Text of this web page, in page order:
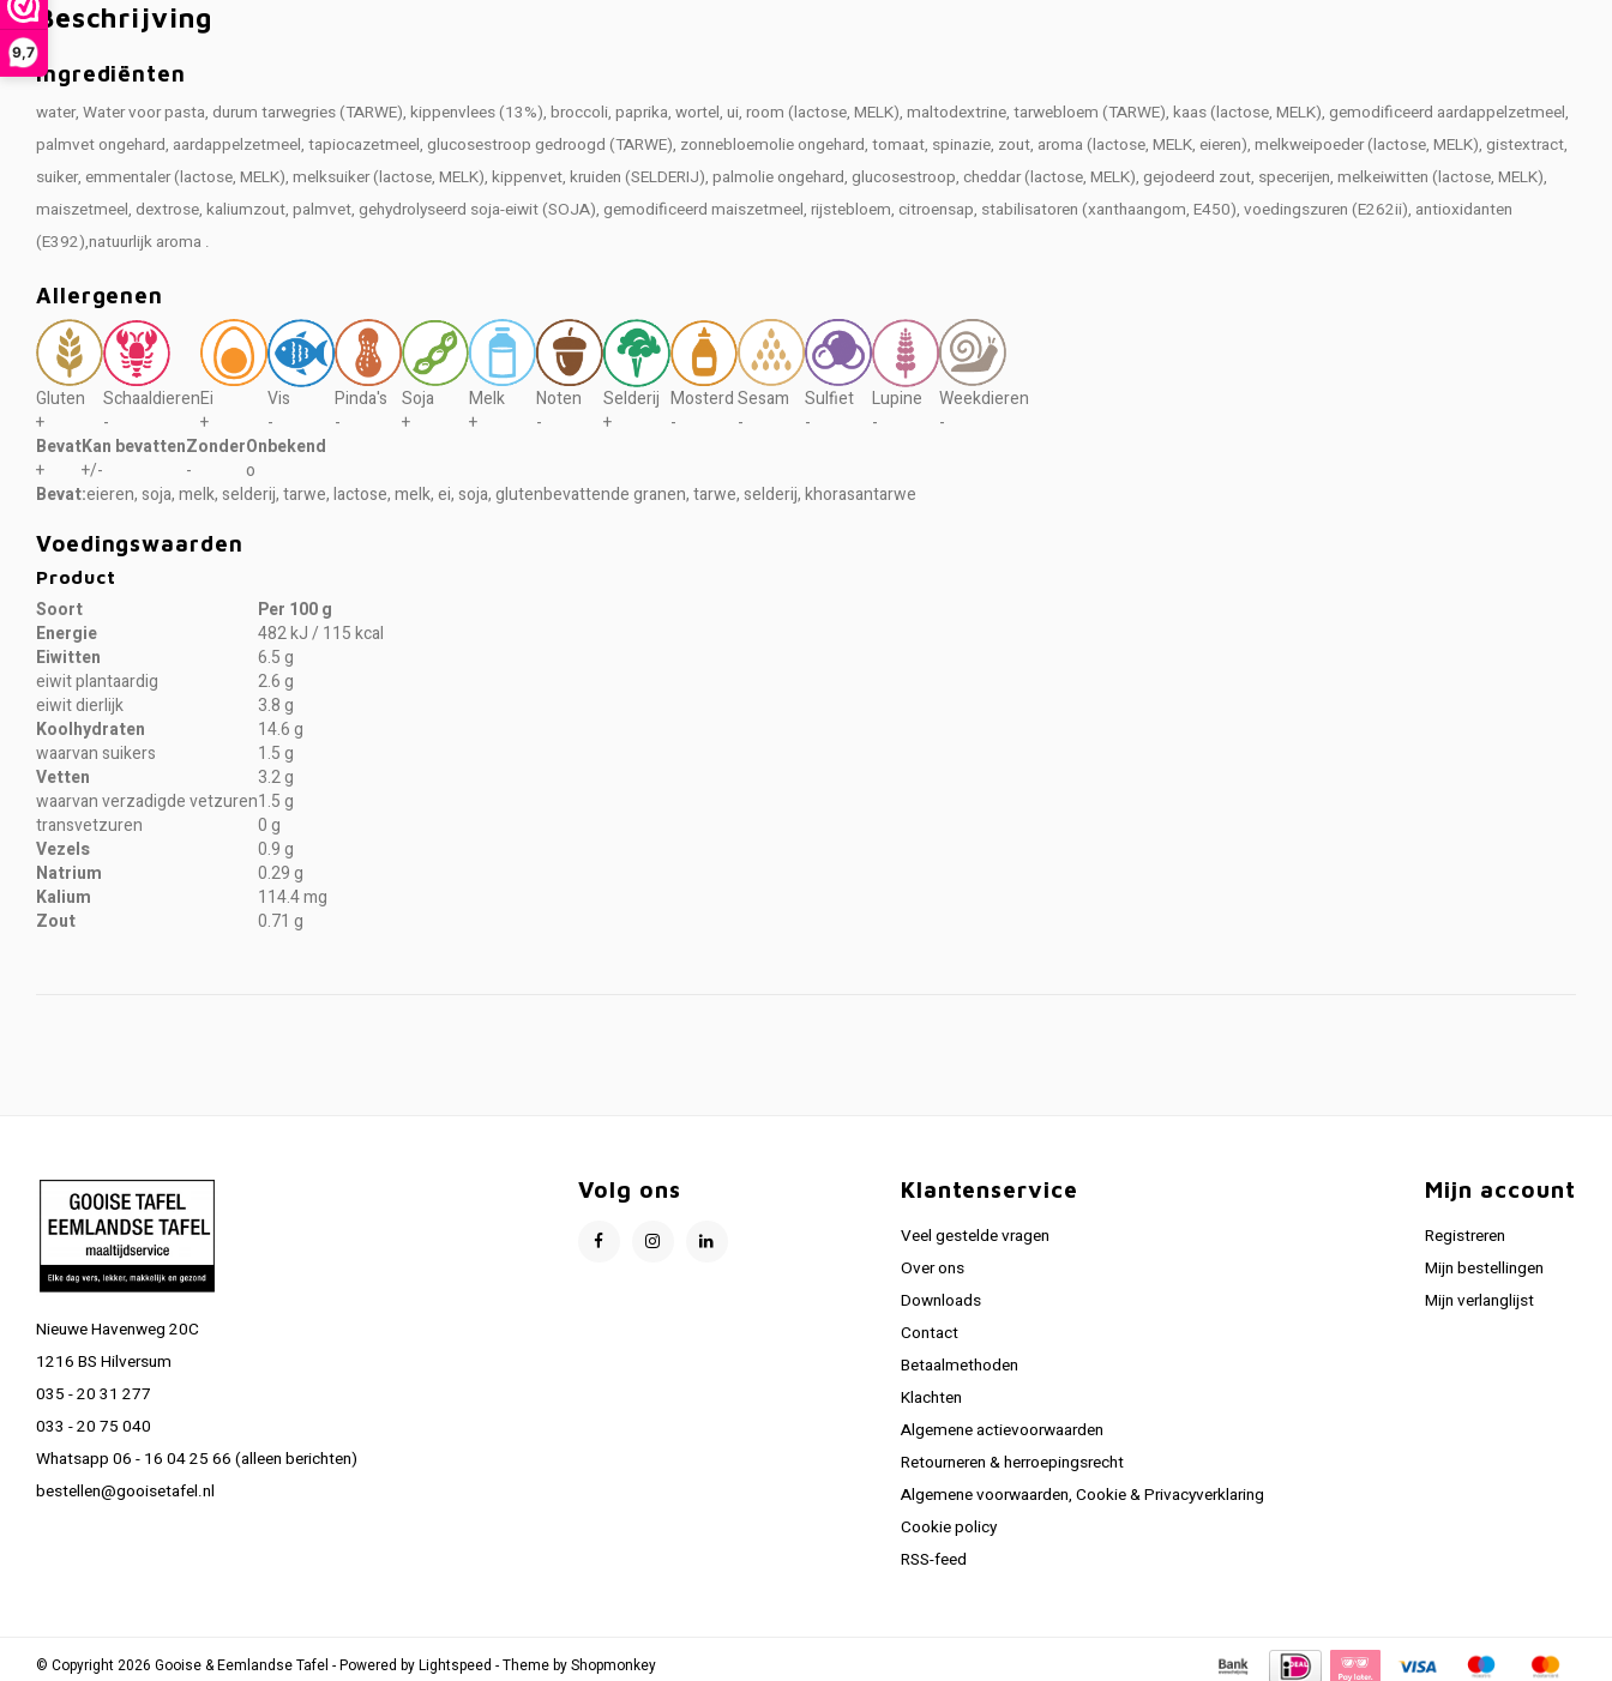
9,7
Beschrijving
Ingrediënten
water, Water voor pasta, durum tarwegries (TARWE), kippenvlees (13%), broccoli, paprika, wortel, ui, room (lactose, MELK), maltodextrine, tarwebloem (TARWE), kaas (lactose, MELK), gemodificeerd aardappelzetmeel,
palmvet ongehard, aardappelzetmeel, tapiocazetmeel, glucosestroop gedroogd (TARWE), zonnebloemolie ongehard, tomaat, spinazie, zout, aroma (lactose, MELK, eieren), melkweipoeder (lactose, MELK), gistextract,
suiker, emmentaler (lactose, MELK), melksuiker (lactose, MELK), kippenvet, kruiden (SELDERIJ), palmolie ongehard, glucosestroop, cheddar (lactose, MELK), gejodeerd zout, specerijen, melkeiwitten (lactose, MELK),
maiszetmeel, dextrose, kaliumzout, palmvet, gehydrolyseerd soja-eiwit (SOJA), gemodificeerd maiszetmeel, rijstebloem, citroensap, stabilisatoren (xanthaangom, E450), voedingszuren (E262ii), antioxidanten
(E392),natuurlijk aroma .
Allergenen
Gluten SchaaldierenEi Vis Pinda's Soja Melk Noten Selderij MosterdSesam Sulfiet Lupine
Weekdieren
+
- + - - + + - + - - - -
-
BevatKan bevattenZonderOnbekend
+
+/- -
o
Bevat:eieren, soja, melk, selderij, tarwe, lactose, melk, ei, soja, glutenbevattende granen, tarwe, selderij, khorasantarwe
Voedingswaarden
Product
Soort
Per 100 g
Energie
482 kJ / 115 kcal
Eiwitten
6.5 g
eiwit plantaardig
2.6 g
eiwit dierlijk
3.8 g
Koolhydraten
14.6 g
waarvan suikers
1.5 g
Vetten
3.2 g
waarvan verzadigde vetzuren1.5 g
transvetzuren
0 g
Vezels
0.9 g
Natrium
0.29 g
Kalium
114.4 mg
Zout
0.71 g
Nieuwe Havenweg 20C
1216 BS Hilversum
035 - 20 31 277
033 - 20 75 040
Whatsapp 06 - 16 04 25 66 (alleen berichten)
bestellen@gooisetafel.nl
Volg ons Klantenservice
Veel gestelde vragen
Over ons
Downloads
Contact
Betaalmethoden
Klachten
Algemene actievoorwaarden
Retourneren & herroepingsrecht
Algemene voorwaarden, Cookie & Privacyverklaring
Cookie policy
RSS-feed
Mijn account
Registreren
Mijn bestellingen
Mijn verlanglijst
© Copyright 2026 Gooise & Eemlandse Tafel - Powered byLightspeed - Theme byShopmonkey